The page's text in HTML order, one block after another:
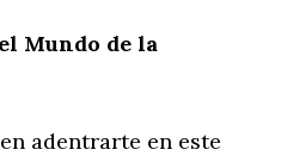
Mundo de la
adentrarte en este